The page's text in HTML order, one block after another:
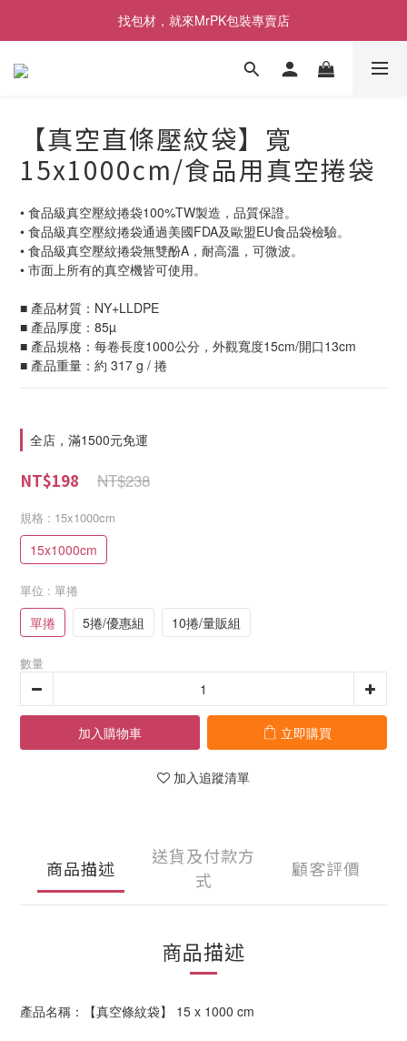
[限時優惠] 即日起登入會員消費滿1000元，回饋1%購物金
找包材，就來MrPK包裝專賣店
[限時優惠] 即日起登入會員消費滿1000元，回饋1%購物金
【真空直條壓紋袋】寬
15x1000cm/食品用真空捲袋
• 食品級真空壓紋捲袋100%TW製造，品質保證。
• 食品級真空壓紋捲袋通過美國FDA及歐盟EU食品袋檢驗。
• 食品級真空壓紋捲袋無雙酚A，耐高溫，可微波。
• 市面上所有的真空機皆可使用。
■ 產品材質：NY+LLDPE
■ 產品厚度：85µ
■ 產品規格：每卷長度1000公分，外觀寬度15cm/開口13cm
■ 產品重量：約 317 g / 捲
全店，滿1500元免運
NT$238
NT$198
規格 : 15x1000cm
15x1000cm
單位 : 單捲
單捲 5捲/優惠組 10捲/量販組
數量
加入購物車 立即購買
加入追蹤清單
商品描述
送貨及付款方
式
顧客評價
商品描述
產品名稱：【真空條紋袋】 15 x 1000 cm